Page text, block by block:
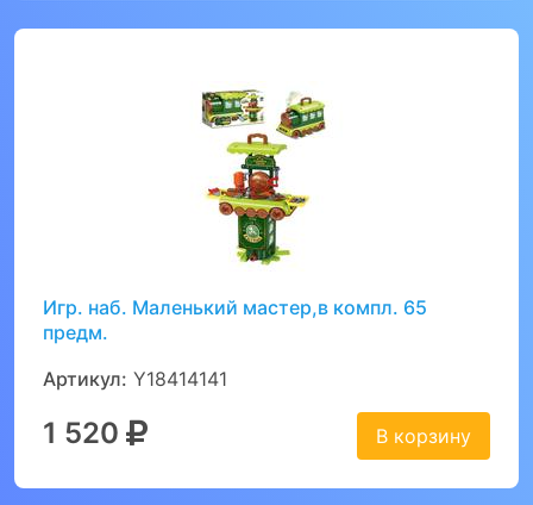
Игр. наб. Маленький мастер,в компл. 65
предм.
Артикул: Y18414141
1 520 В корзину